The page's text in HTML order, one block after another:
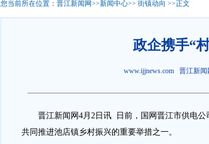
您当前所在位置： 晋江新闻网>>新闻中心>> 街镇动向 >>正文
政企携手“
www.ijjnews.com 晋江新闻
晋江新闻网4月2日讯 日前，国网晋江市供电公
共同推进池店镇乡村振兴的重要举措之一。